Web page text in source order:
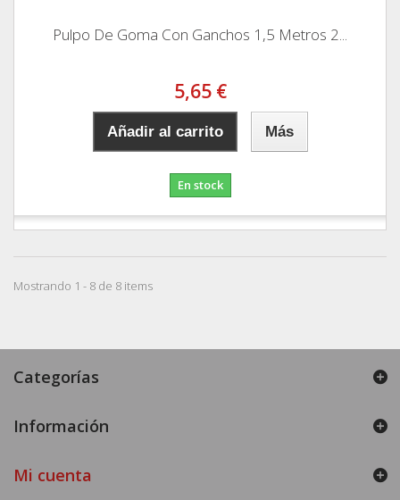
Pulpo De Goma Con Ganchos 1,5 Metros 2...
5,65 €
Añadir al carrito Más
En stock
Mostrando 1 - 8 de 8 items
Categorías
Información
Mi cuenta